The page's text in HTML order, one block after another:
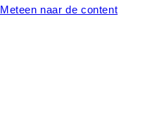
Meteen naar de content